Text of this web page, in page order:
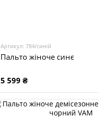
Артикул: 784/синій
Пальто жіноче синє
5 599 ₴